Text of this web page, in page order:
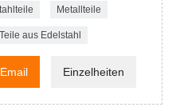
Metallteile
aus Edelstahl
Email Einzelheiten